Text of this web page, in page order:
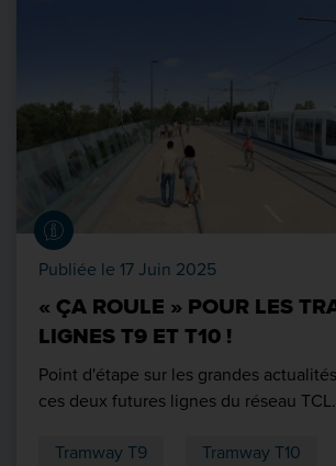
Publiée le 17 Juin 2025
« ÇA ROULE » POUR LES
LIGNES T9 ET T10 !
Point d'étape sur les grandes
ces deux futures lignes du réseau TCL.
Tramway T9 Tramway T10